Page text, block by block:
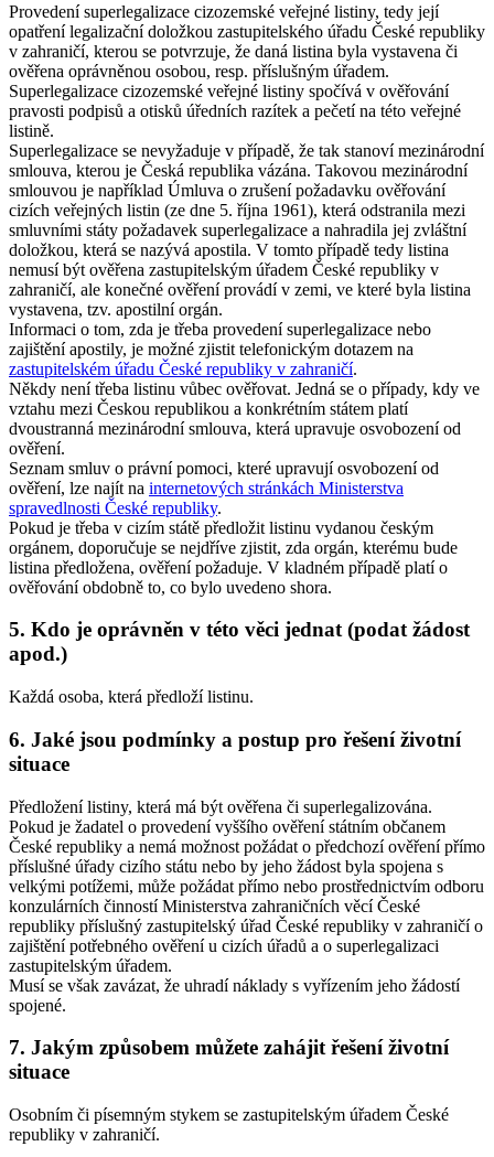
Provedení superlegalizace cizozemské veřejné listiny, tedy její
opatření legalizační doložkou zastupitelského úřadu České republiky
v zahraničí, kterou se potvrzuje, že daná listina byla vystavena či
ověřena oprávněnou osobou, resp. příslušným úřadem.
Superlegalizace cizozemské veřejné listiny spočívá v ověřování
pravosti podpisů a otisků úředních razítek a pečetí na této veřejné
listině.
Superlegalizace se nevyžaduje v případě, že tak stanoví mezinárodní
smlouva, kterou je Česká republika vázána. Takovou mezinárodní
smlouvou je například Úmluva o zrušení požadavku ověřování
cizích veřejných listin (ze dne 5. října 1961), která odstranila mezi
smluvními státy požadavek superlegalizace a nahradila jej zvláštní
doložkou, která se nazývá apostila. V tomto případě tedy listina
nemusí být ověřena zastupitelským úřadem České republiky v
zahraničí, ale konečné ověření provádí v zemi, ve které byla listina
vystavena, tzv. apostilní orgán.
Informaci o tom, zda je třeba provedení superlegalizace nebo
zajištění apostily, je možné zjistit telefonickým dotazem na
zastupitelském úřadu České republiky v zahraničí.
Někdy není třeba listinu vůbec ověřovat. Jedná se o případy, kdy ve
vztahu mezi Českou republikou a konkrétním státem platí
dvoustranná mezinárodní smlouva, která upravuje osvobození od
ověření.
Seznam smluv o právní pomoci, které upravují osvobození od
ověření, lze najít na internetových stránkách Ministerstva
spravedlnosti České republiky.
Pokud je třeba v cizím státě předložit listinu vydanou českým
orgánem, doporučuje se nejdříve zjistit, zda orgán, kterému bude
listina předložena, ověření požaduje. V kladném případě platí o
ověřování obdobně to, co bylo uvedeno shora.
5. Kdo je oprávněn v této věci jednat (podat žádost
apod.)
Každá osoba, která předloží listinu.
6. Jaké jsou podmínky a postup pro řešení životní
situace
Předložení listiny, která má být ověřena či superlegalizována.
Pokud je žadatel o provedení vyššího ověření státním občanem
České republiky a nemá možnost požádat o předchozí ověření přímo
příslušné úřady cizího státu nebo by jeho žádost byla spojena s
velkými potížemi, může požádat přímo nebo prostřednictvím odboru
konzulárních činností Ministerstva zahraničních věcí České
republiky příslušný zastupitelský úřad České republiky v zahraničí o
zajištění potřebného ověření u cizích úřadů a o superlegalizaci
zastupitelským úřadem.
Musí se však zavázat, že uhradí náklady s vyřízením jeho žádostí
spojené.
7. Jakým způsobem můžete zahájit řešení životní
situace
Osobním či písemným stykem se zastupitelským úřadem České
republiky v zahraničí.